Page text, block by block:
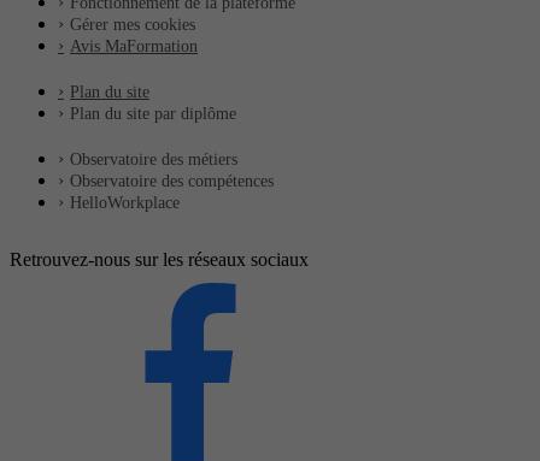
Gérer mes cookies
Avis MaFormation
Plan du site
Plan du site par diplôme
Observatoire des métiers
Observatoire des compétences
HelloWorkplace
Retrouvez-nous sur les réseaux sociaux